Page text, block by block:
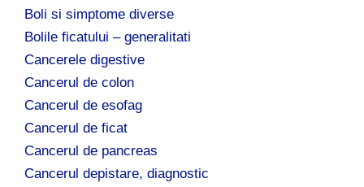
Boli si simptome diverse
Bolile ficatului – generalitati
Cancerele digestive
Cancerul de colon
Cancerul de esofag
Cancerul de ficat
Cancerul de pancreas
Cancerul depistare, diagnostic